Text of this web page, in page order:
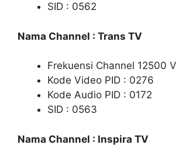
SID : 0562
Nama Channel : Trans TV
Frekuensi Channel 12500
Kode Video PID : 0276
Kode Audio PID : 0172
SID : 0563
Nama Channel : Inspira TV